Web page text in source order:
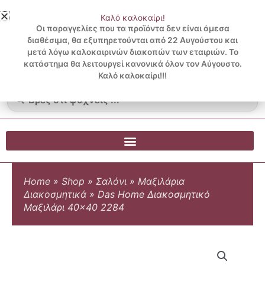
στο
περιεχόμενο
3 ΔΟΣΕΙΣ ΧΩΡΙΣ ΠΙΣΤΩΤΙΚΗ ΜΕ KLARNA
...
Λογαριασμός
Blog
0.00€
0
Cart
Home » Shop » Σαλόνι » Μαξιλάρια
Διακοσμητικά » Das Home Διακοσμητικό
Μαξιλάρι 40×40 2284
Καλό καλοκαίρι!
Οι παραγγελίες που τα προϊόντα δεν είναι άμεσα
διαθέσιμα, θα εξυπηρετούνται από 22 Αυγούστου και
μετά λόγω καλοκαιρινών διακοπών των εταιριών. Το
κατάστημα θα λειτουργεί κανονικά όλον τον Αύγουστο.
Καλό καλοκαίρι!!!